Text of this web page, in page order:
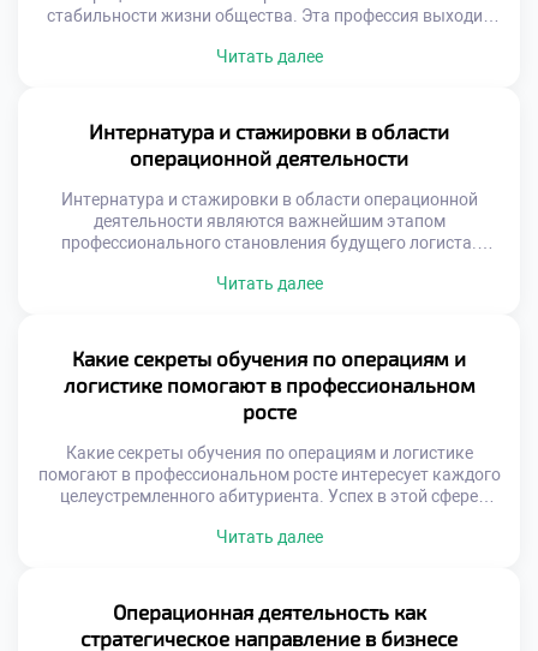
стабильности жизни общества. Эта профессия выходит
складского учета. Логисты формируют невидимый
функционирование городов и поселений. Понимание этой
миссии меняет отношение к учебному процессу. Многие
абитуриенты видят в […]
Читать далее
Интернатура и стажировки в области
операционной деятельности
Интернатура и стажировки в области операционной
деятельности являются важнейшим этапом
профессионального становления будущего логиста.
только через призму реальной практики. Без погружения
часто недооценивают значимость этого периода для
карьеры. Именно на практике происходит
трансформация учащегося в специалиста. Практическая
подготовка занимает существенную […]
Читать далее
Какие секреты обучения по операциям и
логистике помогают в профессиональном
росте
Какие секреты обучения по операциям и логистике
помогают в профессиональном росте интересует каждого
целеустремленного абитуриента. Успех в этой сфере
стратегии учебы. Простое запоминание материала не
процесса и использовать их. Осознанный подход к
обучению отличает лидера от […]
Читать далее
Операционная деятельность как
стратегическое направление в бизнесе